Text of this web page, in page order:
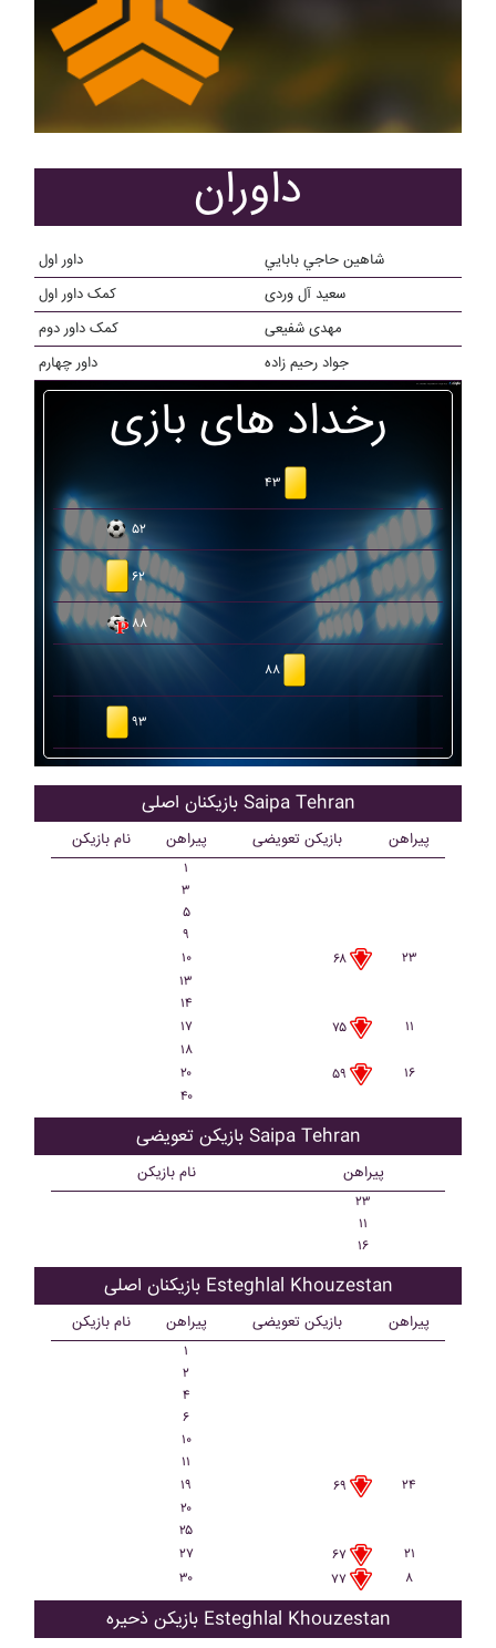
داوران
داور اول
شاهين حاجي بابايي
کمک داور اول
سعید آل وردی
کمک داور دوم
مهدی شفیعی
داور چهارم
جواد رحیم زاده
رخداد های بازی
۴۳
۵۲
۶۲
۸۸
۸۸
۹۳
بازیکنان اصلی Saipa Tehran
نام بازیکن پیراهن بازیکن تعویضی پیراهن
۱
۳
۵
۹
۱۰
۶۸
۲۳
۱۳
۱۴
۱۷
۷۵
۱۱
۱۸
۲۰
۵۹
۱۶
۴۰
بازیکن تعویضی Saipa Tehran
نام بازیکن پیراهن
۲۳
۱۱
۱۶
بازیکنان اصلی Esteghlal Khouzestan
نام بازیکن پیراهن بازیکن تعویضی پیراهن
۱
۲
۴
۶
۱۰
۱۱
۱۹
۶۹
۲۴
۲۰
۲۵
۲۷
۶۷
۲۱
۳۰
۷۷ ۸
بازیکن ذحیره Esteghlal Khouzestan